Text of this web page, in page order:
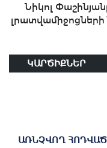
Նիկոլ
լրատվամիջոցների
ԿԱՐԾԻՔՆԵՐ
ԱՌՆՉՎՈՂ ՀՈԴՎԱԾ